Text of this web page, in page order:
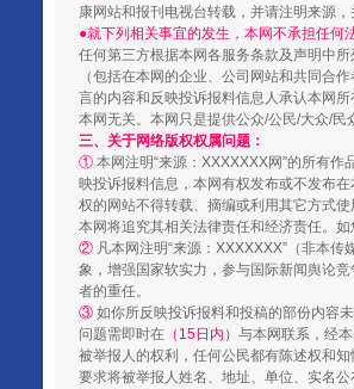
镜头丨大暑三秋近
康网站和报刊电视台转载，并请注明来源，
●就下列相关事宜的发生，本网不承担任何
任何第三方根据本网各服务条款及声明中
（包括在本网的企业、公司网站和共同合作
言的内容和反映投诉报料信息人承认本网
本网无关。本网只是提供公众/公民/大众/
三、关于网络版权权属问题：
① 本网注明“来源：XXXXXXX网”的所有
映投诉报料信息，本网有权发布或不发布
权的网站不得转载、摘编或利用其它方式
本网将追究其相关法律责任和经济责任。
② 凡本网注明“来源：XXXXXXX”（非本
象，增强国家软实力，参与国际新闻舆论
者的重任。
③ 如你所反映投诉报料和投稿的部份内容
问题需即时在 （15日内） 与本网联系，经
被举报人的权利，任何公民都有陈述权和知
要求将被举报人姓名、地址、单位、实名